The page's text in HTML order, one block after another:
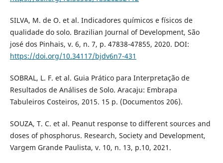
SILVA, M. de O. et al. Indicadores químicos e físicos de
qualidade do solo. Brazilian Journal of Development, São
josé dos Pinhais, v. 6, n. 7, p. 47838-47855, 2020. DOI:
https://doi.org/10.34117/bjdv6n7-431
SOBRAL, L. F. et al. Guia Prático para Interpretação de
Resultados de Análises de Solo. Aracaju: Embrapa
Tabuleiros Costeiros, 2015. 15 p. (Documentos 206).
SOUZA, T. C. et al. Peanut response to different sources and
doses of phosphorus. Research, Society and Development,
Vargem Grande Paulista, v. 10, n. 13, p.10, 2021.